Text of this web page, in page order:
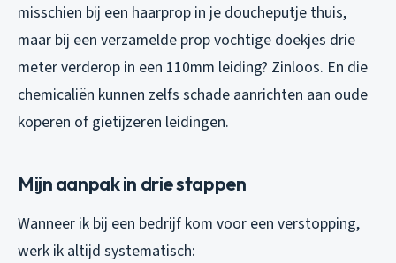
misschien bij een haarprop in je doucheputje thuis,
maar bij een verzamelde prop vochtige doekjes drie
meter verderop in een 110mm leiding? Zinloos. En die
chemicaliën kunnen zelfs schade aanrichten aan oude
koperen of gietijzeren leidingen.
Mijn aanpak in drie stappen
Wanneer ik bij een bedrijf kom voor een verstopping,
werk ik altijd systematisch: